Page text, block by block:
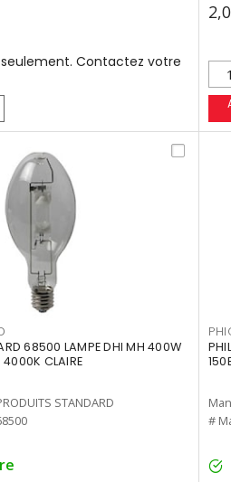
Contactez votre
68500 LAMPE DHI MH 400W
4000K CLAIRE
STANDARD
#